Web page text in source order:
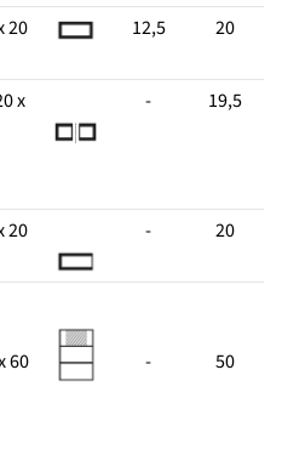
20 12,5 20
x
- 19,5
20 - 20
60 - 50